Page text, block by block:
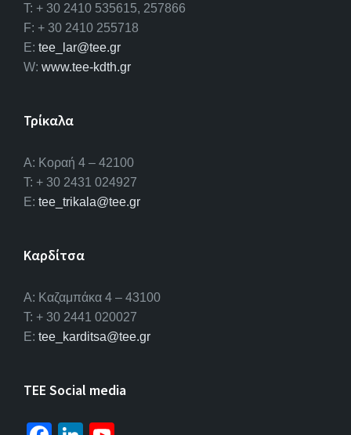
T: + 30 2410 535615, 257866
F: + 30 2410 255718
E: tee_lar@tee.gr
W: www.tee-kdth.gr
Τρίκαλα
Α: Κοραή 4 – 42100
T: + 30 2431 024927
E: tee_trikala@tee.gr
Καρδίτσα
Α: Καζαμπάκα 4 – 43100
T: + 30 2441 020027
E: tee_karditsa@tee.gr
TEE Social media